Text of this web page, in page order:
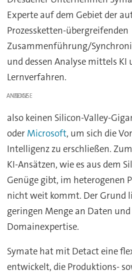
Experte auf dem Gebiet der
Prozessketten-übergreifenden
Zusammenführung/
und dessen Analyse mittels KI
Lernverfahren.
ANZEIGE
also keinen Silicon-Valley-
oder Microsoft, um sich die
Intelligenz zu erschließen.
KI-Ansätzen, wie es aus dem
Genüge gibt, im heterogenen
nicht weit kommt. Der Grund
geringen Menge an Daten
Domainexpertise.
Symate hat mit Detact eine
entwickelt, die Produktions-